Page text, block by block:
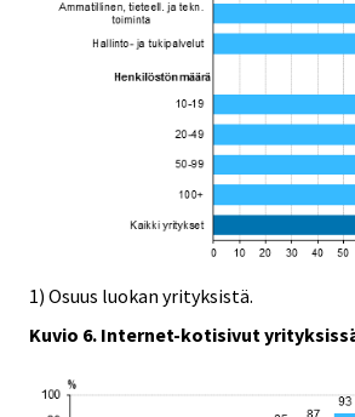
1) Osuus luokan yrityksistä.
Kuvio 6. Internet-kotisivut yrityksissä